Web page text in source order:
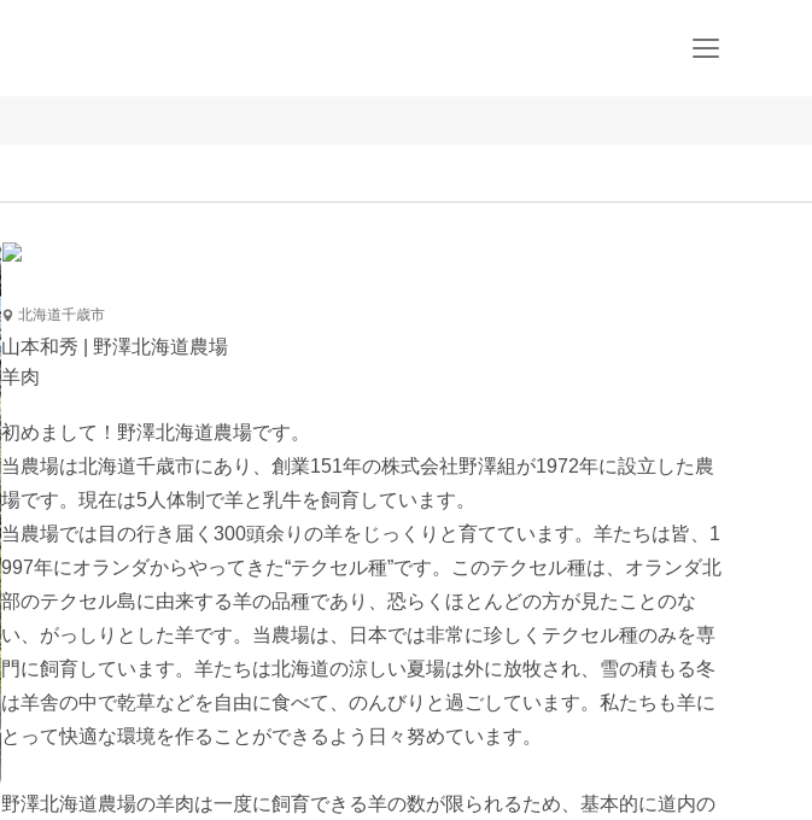
北海道千歳市
山本和秀 | 野澤北海道農場
羊肉
初めまして！野澤北海道農場です。
当農場は北海道千歳市にあり、創業151年の株式会社野澤組が1972年に設立した農
場です。現在は5人体制で羊と乳牛を飼育しています。
当農場では目の行き届く300頭余りの羊をじっくりと育てています。羊たちは皆、1
997年にオランダからやってきた“テクセル種”です。このテクセル種は、オランダ北
部のテクセル島に由来する羊の品種であり、恐らくほとんどの方が見たことのな
い、がっしりとした羊です。当農場は、日本では非常に珍しくテクセル種のみを専
門に飼育しています。羊たちは北海道の涼しい夏場は外に放牧され、雪の積もる冬
は羊舎の中で乾草などを自由に食べて、のんびりと過ごしています。私たちも羊に
とって快適な環境を作ることができるよう日々努めています。
野澤北海道農場の羊肉は一度に飼育できる羊の数が限られるため、基本的に道内の